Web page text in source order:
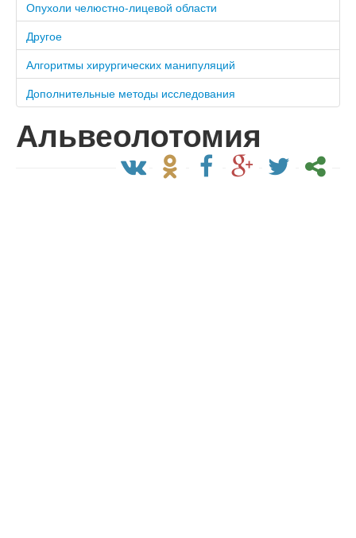
Опухоли челюстно-лицевой области
Другое
Алгоритмы хирургических манипуляций
Дополнительные методы исследования
Альвеолотомия